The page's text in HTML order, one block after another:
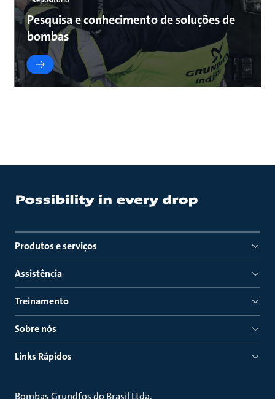
Pesquisa e conhecimento de soluções de
bombas
Produtos e serviços
Assistência
Treinamento
Sobre nós
Links Rápidos
Bombas Grundfos do Brasil Ltda